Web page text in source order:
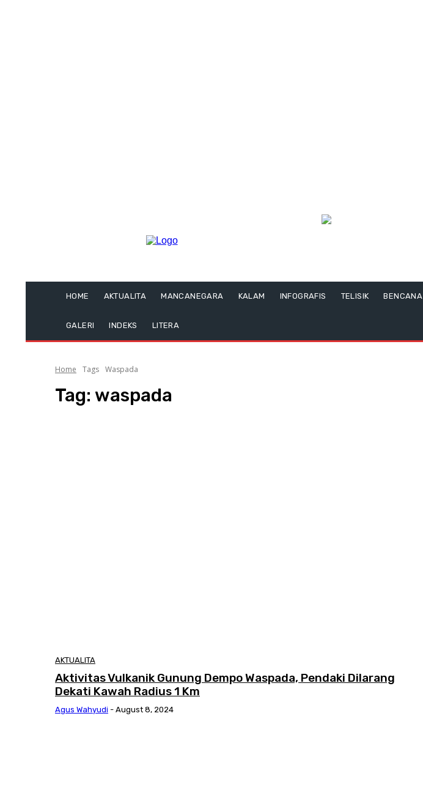
HOME AKTUALITA MANCANEGARA KALAM INFOGRAFIS TELISIK BENCANA
GALERI INDEKS LITERA
Home Tags Waspada
Tag: waspada
AKTUALITA
Aktivitas Vulkanik Gunung Dempo Waspada, Pendaki Dilarang
Dekati Kawah Radius 1 Km
Agus Wahyudi - August 8, 2024